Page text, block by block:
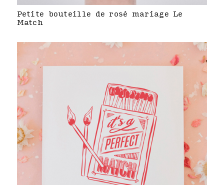
Petite bouteille de rosé mariage Le
Match